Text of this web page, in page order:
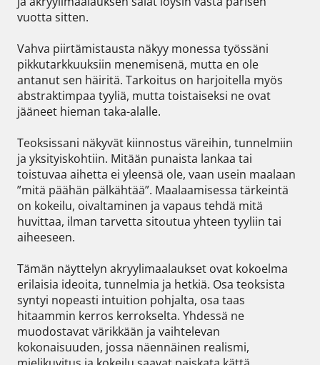
vuotta sitten.
Vahva piirtämistausta näkyy monessa työssäni
pikkutarkkuuksiin menemisenä, mutta en ole
antanut sen häiritä. Tarkoitus on harjoitella myös
abstraktimpaa tyyliä, mutta toistaiseksi ne ovat
jääneet hieman taka-alalle.
Teoksissani näkyvät kiinnostus väreihin, tunnelmiin
ja yksityiskohtiin. Mitään punaista lankaa tai
toistuvaa aihetta ei yleensä ole, vaan usein maalaan
”mitä päähän pälkähtää”. Maalaamisessa tärkeintä
on kokeilu, oivaltaminen ja vapaus tehdä mitä
huvittaa, ilman tarvetta sitoutua yhteen tyyliin tai
aiheeseen.
Tämän näyttelyn akryylimaalaukset ovat kokoelma
erilaisia ideoita, tunnelmia ja hetkiä. Osa teoksista
syntyi nopeasti intuition pohjalta, osa taas
hitaammin kerros kerrokselta. Yhdessä ne
muodostavat värikkään ja vaihtelevan
kokonaisuuden, jossa näennäinen realismi,